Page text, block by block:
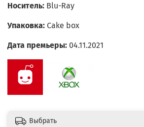
Носитель: Blu-Ray
Упаковка: Cake box
Дата премьеры: 04.11.2021
Выбрать